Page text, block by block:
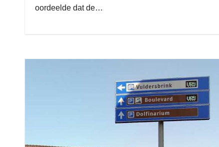
oordeelde dat de…